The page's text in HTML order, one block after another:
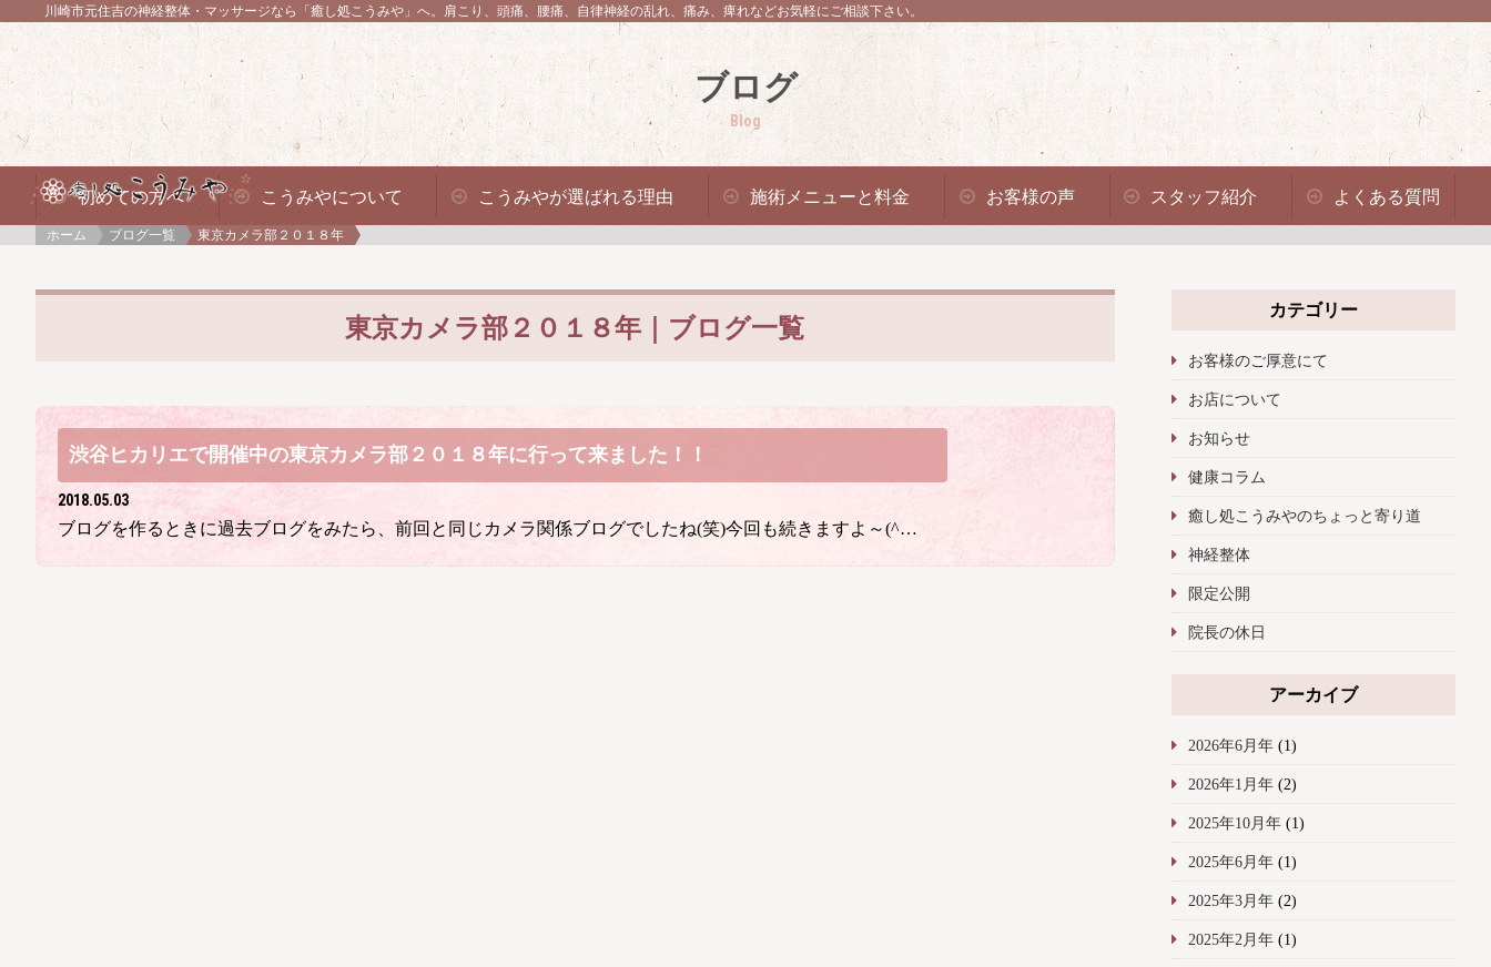
川崎市元住吉の神経整体・マッサージなら「癒し処こうみや」へ。 肩こり、頭痛、腰痛、自律神経の乱れ、痛み、痺れなどお気軽にご相談下さい。
ブログ
Blog
初めての方へ こうみやについて こうみやが選ばれる理由 施術メニューと料金 お客様の声 スタッフ紹介 よくある質問
ホーム ブログ一覧 東京カメラ部２０１８年
東京カメラ部２０１８年｜ブログ一覧
渋谷ヒカリエで開催中の東京カメラ部２０１８年に行って来ました！！
2018.05.03
ブログを作るときに過去ブログをみたら、前回と同じカメラ関係ブログでしたね(笑)今回も続きますよ～(^…
カテゴリー
お客様のご厚意にて
お店について
お知らせ
健康コラム
癒し処こうみやのちょっと寄り道
神経整体
限定公開
院長の休日
アーカイブ
2026年6月年(1)
2026年1月年(2)
2025年10月年(1)
2025年6月年(1)
2025年3月年(2)
2025年2月年(1)